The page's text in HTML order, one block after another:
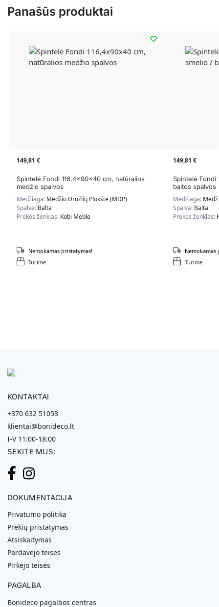
Panašūs produktai
149,81 €
Spintelė Fondi 116,4x90x40 cm, natūralios
medžio spalvos
Medžiaga: Medžio Drožlių Plokštė (MDP)
Spalva: Balta
Prekės ženklas: Kobi Meble
Turime
Nemokamas pristatymas!
149,81 €
Spintelė
baltos spalvos
Medžiaga:
Spalva: Balta
Prekės ženklas:
Turime
Nemokamas
KONTAKTAI
+370 632 51053
klientai@bonideco.lt
I-V 11:00-18:00
SEKITE MUS:
DOKUMENTACIJA
Privatumo politika
Prekių pristatymas
Atsiskaitymas
Pardavėjo teisės
Pirkėjo teisės
PAGALBA
Bonideco pagalbos centras